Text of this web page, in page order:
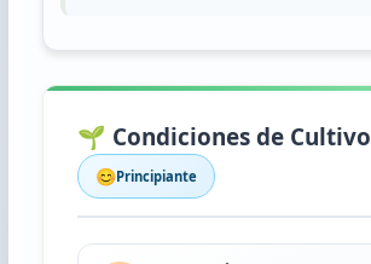
🌱 Condiciones de Cultivo
😊Principiante